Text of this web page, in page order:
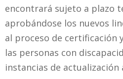
encontrará sujeto a plazo
aprobándose los nuevos
al proceso de certificación
las personas con
instancias de actualización